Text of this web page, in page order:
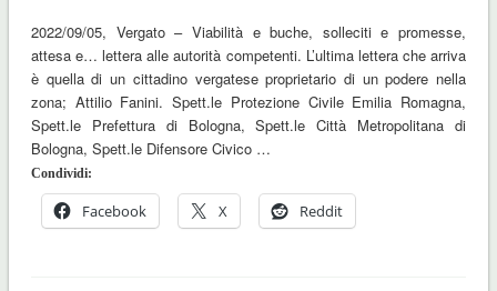
2022/09/05, Vergato – Viabilità e buche, solleciti e promesse,
attesa e… lettera alle autorità competenti. L’ultima lettera che arriva
è quella di un cittadino vergatese proprietario di un podere nella
zona; Attilio Fanini. Spett.le Protezione Civile Emilia Romagna,
Spett.le Prefettura di Bologna, Spett.le Città Metropolitana di
Bologna, Spett.le Difensore Civico …
Condividi:
Facebook X Reddit